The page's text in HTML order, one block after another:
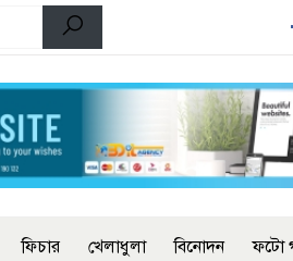
ফিচার খেলাধুলা বিনোদন ফটো